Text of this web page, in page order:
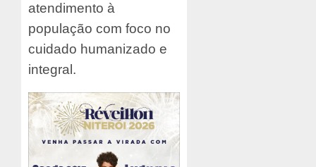
atendimento à
população com foco no
cuidado humanizado e
integral.